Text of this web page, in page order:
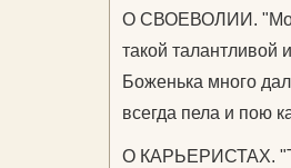
О СВОЕВОЛИИ. "Моя
такой талантливой
Боженька много
всегда пела и пою
О КАРЬЕРИСТАХ.